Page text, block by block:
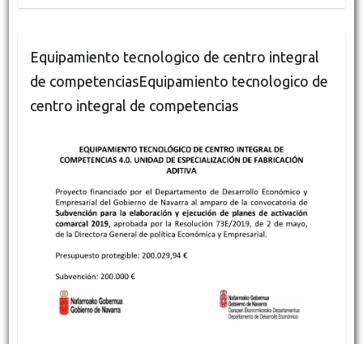
Equipamiento tecnologico de centro integral
de competenciasEquipamiento tecnologico de
centro integral de competencias